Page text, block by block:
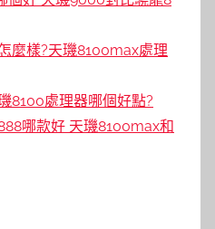
麼樣?天璣8100max處理
8100處理器哪個好點?
哪款好 天璣8100max和